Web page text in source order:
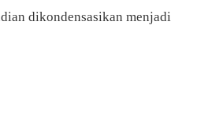
dikondensasikan menjadi